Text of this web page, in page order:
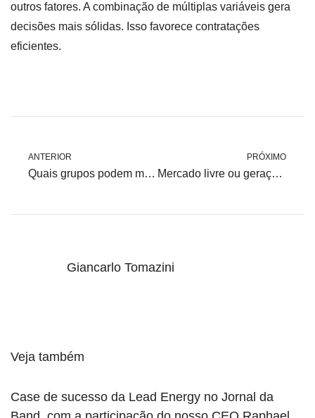
outros fatores. A combinação de múltiplas variáveis gera
decisões mais sólidas. Isso favorece contratações
eficientes.
ANTERIOR
Quais grupos podem migrar para o Mercado Livre de Energia?
PRÓXIMO
Mercado livre ou geração distribuída: qual a melhor opção
Giancarlo Tomazini
Veja também
Case de sucesso da Lead Energy no Jornal da